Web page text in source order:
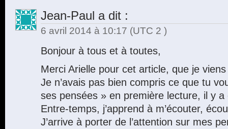
Jean-Paul a dit :
6 avril 2014 à 10:17 (UTC 2 )
Bonjour à tous et à toutes,
Merci Arielle pour cet article, que je
Je n’avais pas bien compris ce que tu
ses pensées » en première lecture, il y
Entre-temps, j’apprend à m’écouter,
J’arrive à porter de l’attention sur mes